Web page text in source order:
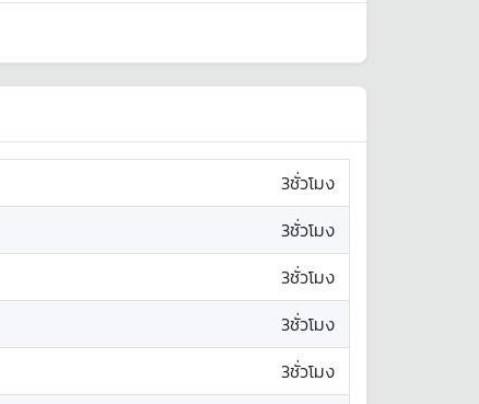
3ชั่วโมง
3ชั่วโมง
3ชั่วโมง
3ชั่วโมง
3ชั่วโมง